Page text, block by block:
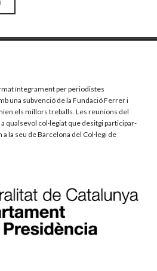
íntegrament per periodistes
una subvenció de la Fundació Ferrer i
els millors treballs. Les reunions del
qualsevol col·legiat que desitgi participar-
la seu de Barcelona del Col·legi de